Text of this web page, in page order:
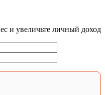
и увеличьте личный доход